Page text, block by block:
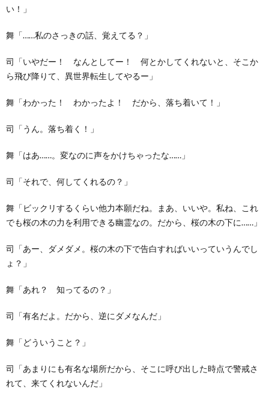
い！」
舞「……私のさっきの話、覚えてる？」
司「いやだー！ なんとしてー！ 何とかしてくれないと、そこか
ら飛び降りて、異世界転生してやるー」
舞「わかった！ わかったよ！ だから、落ち着いて！」
司「うん。落ち着く！」
舞「はあ……。変なのに声をかけちゃったな……」
司「それで、何してくれるの？」
舞「ビックリするくらい他力本願だね。まあ、いいや。私ね、これ
でも桜の木の力を利用できる幽霊なの。だから、桜の木の下に……」
司「あー、ダメダメ。桜の木の下で告白すればいいっていうんでし
ょ？」
舞「あれ？ 知ってるの？」
司「有名だよ。だから、逆にダメなんだ」
舞「どういうこと？」
司「あまりにも有名な場所だから、そこに呼び出した時点で警戒さ
れて、来てくれないんだ」